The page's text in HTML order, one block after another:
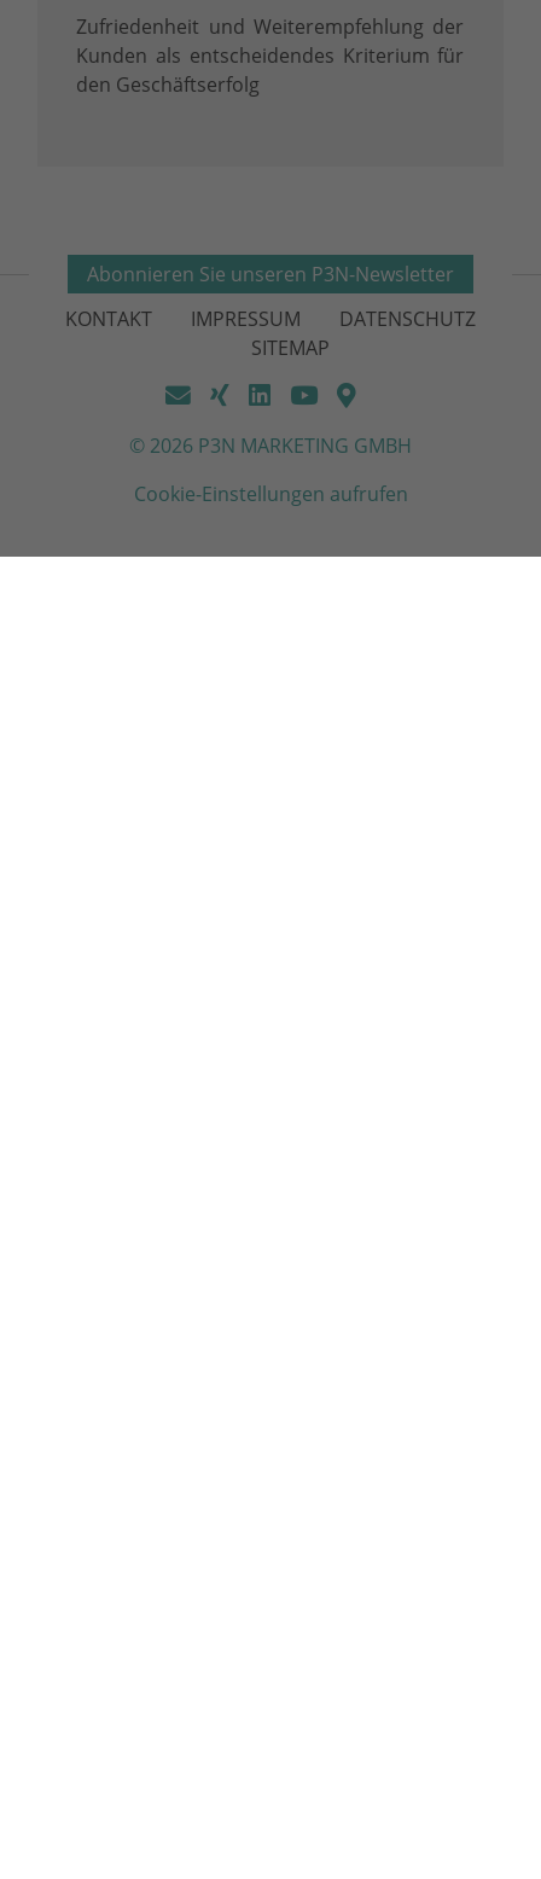
Zufriedenheit und Weiterempfehlung der
Kunden als entscheidendes Kriterium für
den Geschäftserfolg
Abonnieren Sie unseren P3N-Newsletter
KONTAKT
IMPRESSUM
DATENSCHUTZ
SITEMAP
© 2026 P3N MARKETING GMBH
Cookie-Einstellungen aufrufen